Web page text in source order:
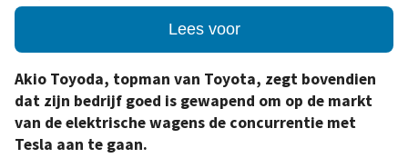
Lees voor
Akio Toyoda, topman van Toyota, zegt bovendien
dat zijn bedrijf goed is gewapend om op de markt
van de elektrische wagens de concurrentie met
Tesla aan te gaan.